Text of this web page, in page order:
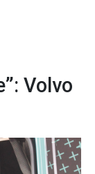
Volvo